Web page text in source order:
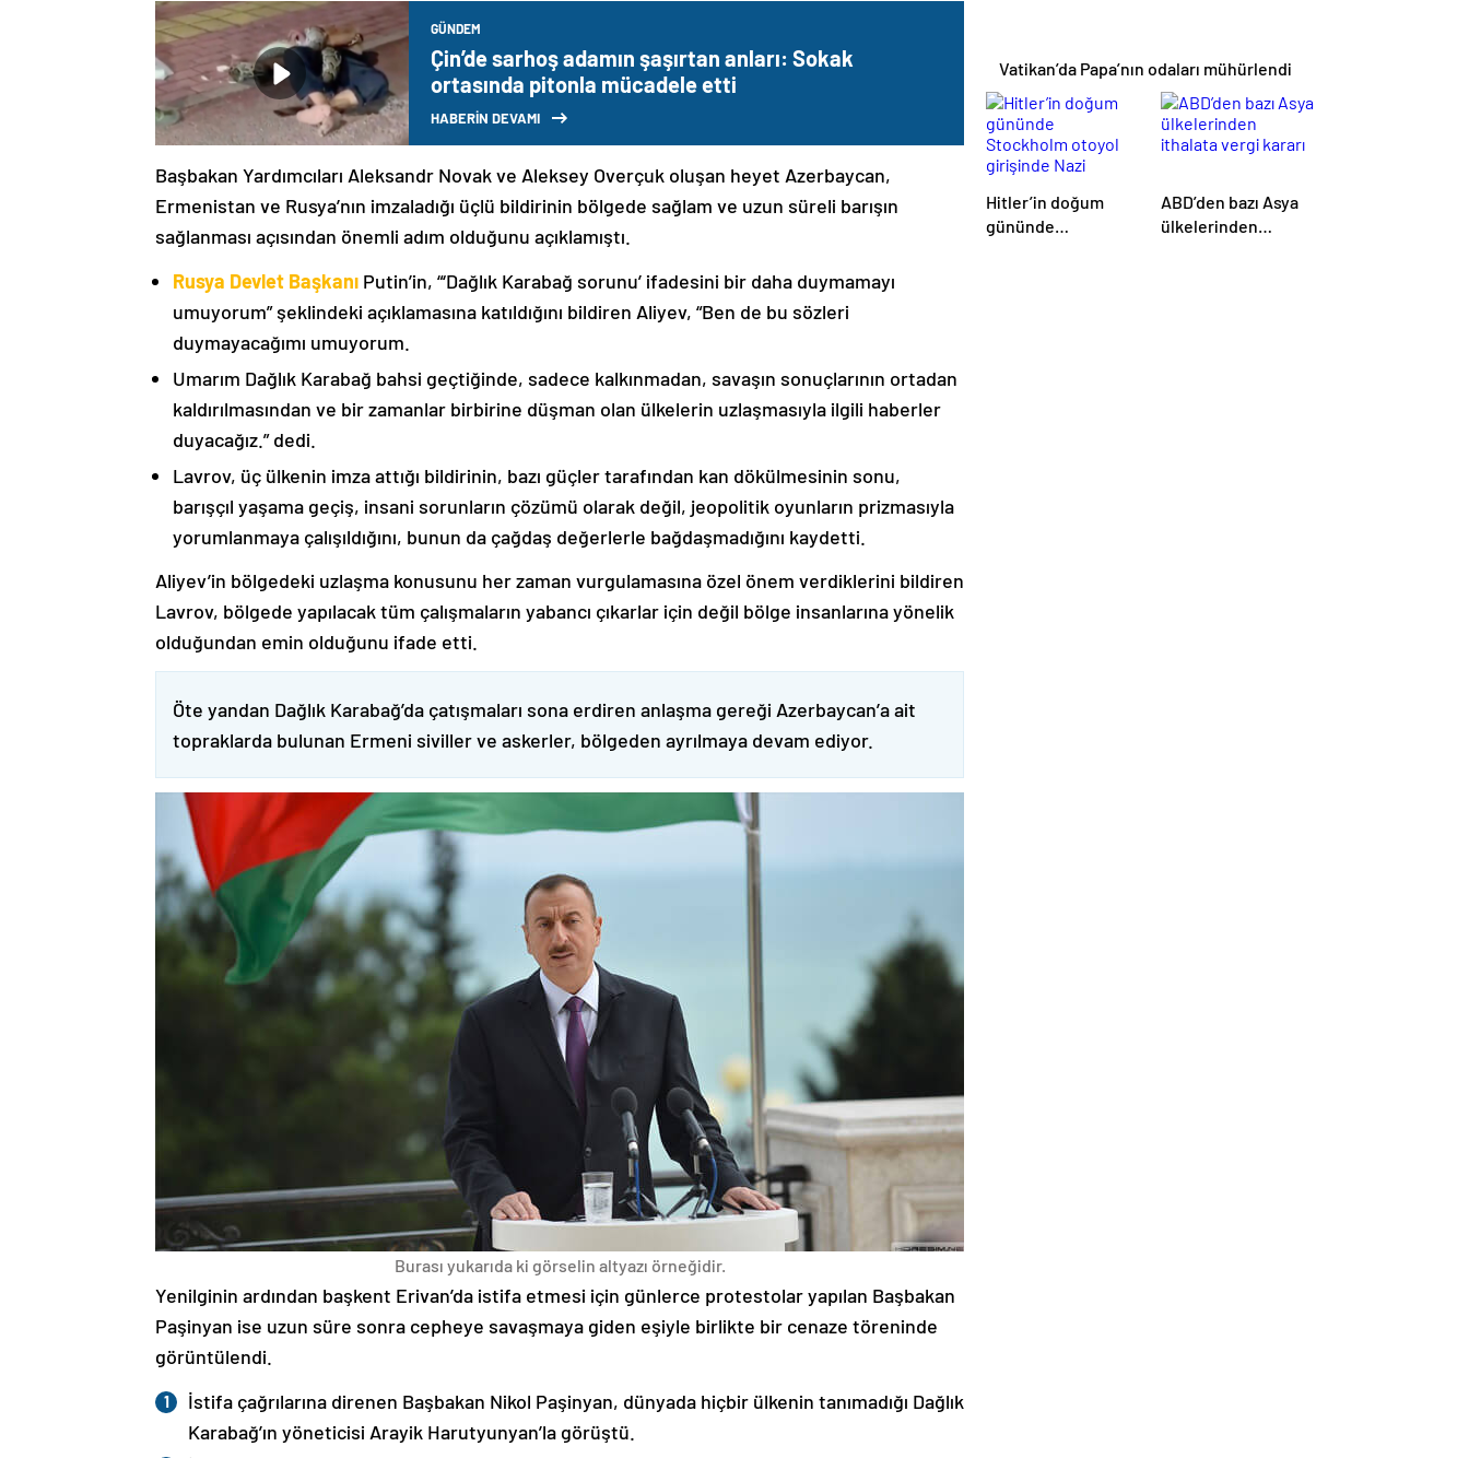
GÜNDEM
Çin’de sarhoş adamın şaşırtan anları: Sokak
ortasında pitonla mücadele etti
HABERİN DEVAMI
Başbakan Yardımcıları Aleksandr Novak ve Aleksey Overçuk oluşan heyet Azerbaycan,
Ermenistan ve Rusya’nın imzaladığı üçlü bildirinin bölgede sağlam ve uzun süreli barışın
sağlanması açısından önemli adım olduğunu açıklamıştı.
Rusya Devlet Başkanı Putin’in, “‘Dağlık Karabağ sorunu’ ifadesini bir daha duymamayı
umuyorum” şeklindeki açıklamasına katıldığını bildiren Aliyev, “Ben de bu sözleri
duymayacağımı umuyorum.
Umarım Dağlık Karabağ bahsi geçtiğinde, sadece kalkınmadan, savaşın sonuçlarının ortadan
kaldırılmasından ve bir zamanlar birbirine düşman olan ülkelerin uzlaşmasıyla ilgili haberler
duyacağız.” dedi.
Lavrov, üç ülkenin imza attığı bildirinin, bazı güçler tarafından kan dökülmesinin sonu,
barışçıl yaşama geçiş, insani sorunların çözümü olarak değil, jeopolitik oyunların prizmasıyla
yorumlanmaya çalışıldığını, bunun da çağdaş değerlerle bağdaşmadığını kaydetti.
Aliyev’in bölgedeki uzlaşma konusunu her zaman vurgulamasına özel önem verdiklerini bildiren
Lavrov, bölgede yapılacak tüm çalışmaların yabancı çıkarlar için değil bölge insanlarına yönelik
olduğundan emin olduğunu ifade etti.
Öte yandan Dağlık Karabağ’da çatışmaları sona erdiren anlaşma gereği Azerbaycan’a ait
topraklarda bulunan Ermeni siviller ve askerler, bölgeden ayrılmaya devam ediyor.
Burası yukarıda ki görselin altyazı örneğidir.
Yenilginin ardından başkent Erivan’da istifa etmesi için günlerce protestolar yapılan Başbakan
Paşinyan ise uzun süre sonra cepheye savaşmaya giden eşiyle birlikte bir cenaze töreninde
görüntülendi.
İstifa çağrılarına direnen Başbakan Nikol Paşinyan, dünyada hiçbir ülkenin tanımadığı Dağlık
Karabağ’ın yöneticisi Arayik Harutyunyan’la görüştü.
Vatikan’da Papa’nın odaları mühürlendi
Hitler’in doğum
gününde
ABD’den bazı Asya
ülkelerinden